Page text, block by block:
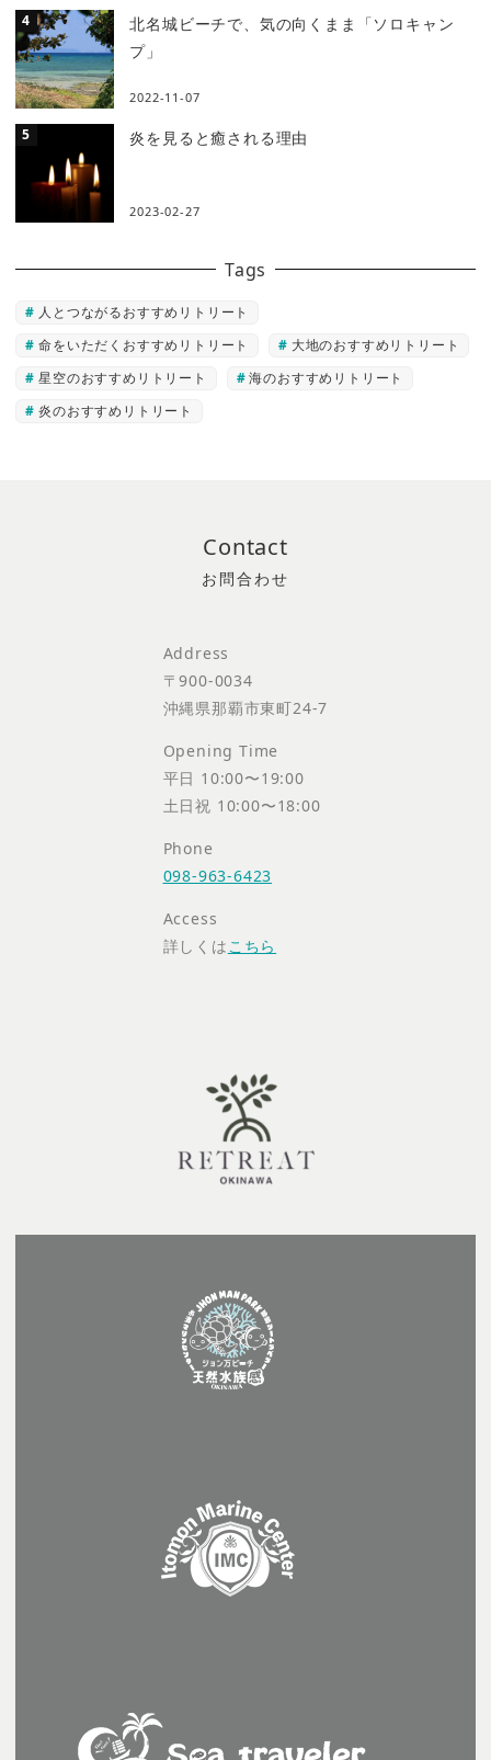
北名城ビーチで、気の向くまま「ソロキャン
プ」
2022-11-07
炎を見ると癒される理由
2023-02-27
Tags
人とつながるおすすめリトリート
命をいただくおすすめリトリート
大地のおすすめリトリート
星空のおすすめリトリート
海のおすすめリトリート
炎のおすすめリトリート
Contact
Address
〒900-0034
沖縄県那覇市東町24-7
Opening Time
平日 10:00〜19:00
土日祝 10:00〜18:00
Phone
098-963-6423
Access
詳しくは こちら